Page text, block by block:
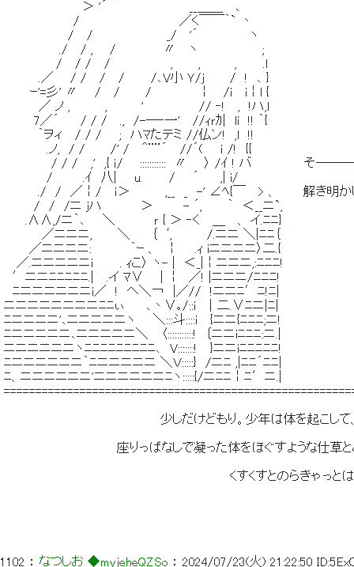
＞ '´　　　　　　　　 　__＿＿　 ､
/　　　　　　　　　　　 ／く￣￣｀` 丶
/　 /　　　　　　　 　_/　 '´　　　 　　 ヽ
./　 / , 　 /　　　　　 〃　 ヽ　 　 　　　　 ;
/　 / /　 /　　　　　 　 , 　 　, 　　 　,　　　.l
.／ 　 / /　 /　 /　　　/､V小 Ｙ/ｊ　 　 /　!　､ }
ｰ'=彡' 〃 　 /　 / 　 　/ 　 　　　 ￤　 /i 　i￤l {
／ ノ ,　　　　, 　　　 ' 　 　　　　 // ‐!　 ,　!ハ,l
7／´　 　/ / / 　.,　/-―‐一'　 //ｨｒｶ|　li　!! ｀{
｀ヲィ　 / / /　　;　ハﾏたテミ //仏ン!　,l　!!
.ノ,　/ /　 　 /' /　 ＾¨¨´　 //´(　　ｉ /!　{{
/ / /　 ,'　,{ ｉ/ 　 :::::::::::　〃　　〉 /ｲ ! バ　　　　　　そ
/　　　 .ｲ　八|　　u.　　　/　　´　　 ,| i/
./　/　／￤/　 ｉ＞　　　　,__　_　-' ∠ﾍ{￣　 > 、　　　解き明
/　/　/ニ ｊハ　　　　 ＞　　　 - ´, 　 　｀　＜__ニ`,
.∧∧,/ニ｀､　　＼　　　　 ｒ { ＞ ‐く　 ＿　 、 イ.ﾆﾆ}
／ニニニ,　 　 ＼　　 ｛　ﾞ,　　　　/.ニニ ＼|ﾆﾆ｛
／ニニニニ:　　　　 ｀ｰ 、　￤ 　 .ｨ iニニニニ〉二.{
／.ニニニニニｉ　　　. ｨこ〉 ヽ- |　＜_|￤ニニニ,:ﾆﾆﾆ!
′ニニﾆﾆﾆﾆﾆ.|　 .イ ﾏ∨ 　 | ￤　／! |ニニニ/ﾆﾆﾆ!
ﾆニニニニニニi／　!　ヘ＼￢　|／//　!ニニﾆ′ﾆ!ﾆ|
ニニニニニニニニﾆﾆぃ　　 ､丶∨｡/::i　｜二.∨ﾆニ|ﾆ|
ﾆニニニニ'､ニニニニニヽ　　＼:::斗::::i　 {ニニ{ﾆﾆﾆ;ニ!
ﾆニニニニニ､ニニニニニ＼　 〈:::::::::::!　｛ニニiﾆﾆﾆ:ニ.|
ニニニニニニヽﾆﾆﾆﾆﾆﾆﾆﾆﾆ､　V:::::::!　 }ニニiﾆﾆﾆﾆﾆ!
ﾆニニニニニニ｀ﾆニニニニニ ＼Ｖ:::::}　/ニﾆ ,|ﾆﾆ´ﾆﾆ|
ﾆ、ニニニニニニ'ニニニニニニﾆヽ:::::{/ニﾆﾆ￤ﾆ′ニ.|
少しだけどもり。少年は体を起こして、のらき
座りっぱなしで凝った体をほぐすような仕草ととも
くすくすとのらきゃっとは忍び笑
1102 ： なつしお ◆myjeheQZSo ： 2024/07/23(火) 21:22:50